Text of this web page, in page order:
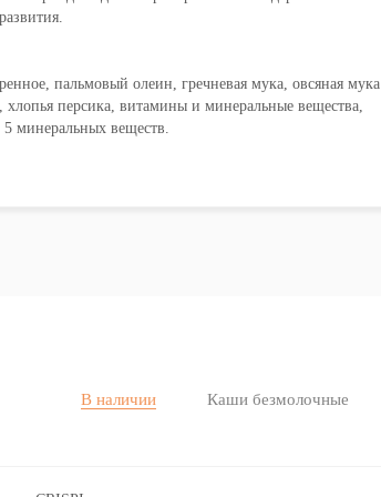
пальмовый олеин, гречневая мука, овсяная мука
персика, витамины и минеральные вещества,
минеральных веществ.
В наличии Каши безмолочные